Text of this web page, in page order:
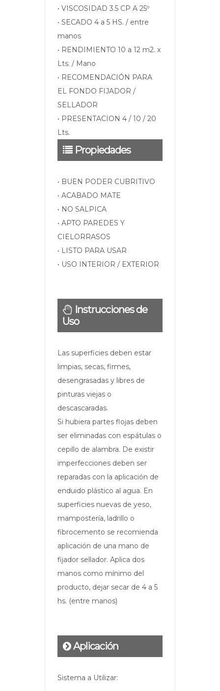
• VISCOSIDAD 3.5 CP A 25º
• SECADO 4 a 5 HS. / entre
manos
• RENDIMIENTO 10 a 12 m2. x
Lts. / Mano
• RECOMENDACIÓN PARA
EL FONDO FIJADOR /
SELLADOR
• PRESENTACION 4 / 10 / 20
Lts.
Propiedades
• BUEN PODER CUBRITIVO
• ACABADO MATE
• NO SALPICA
• APTO PAREDES Y
CIELORRASOS
• LISTO PARA USAR
• USO INTERIOR / EXTERIOR
Instrucciones de
Uso
Las superficies deben estar
limpias, secas, firmes,
desengrasadas y libres de
pinturas viejas o
descascaradas.
Si hubiera partes flojas deben
ser eliminadas con espátulas o
cepillo de alambra. De existir
imperfecciones deben ser
reparadas con la aplicación de
enduido plástico al agua. En
superficies nuevas de yeso,
mampostería, ladrillo o
fibrocemento se recomienda
aplicación de una mano de
fijador sellador. Aplica dos
manos como mínimo del
producto, dejar secar de 4 a 5
hs. (entre manos)
Aplicación
Sistema a Utilizar: